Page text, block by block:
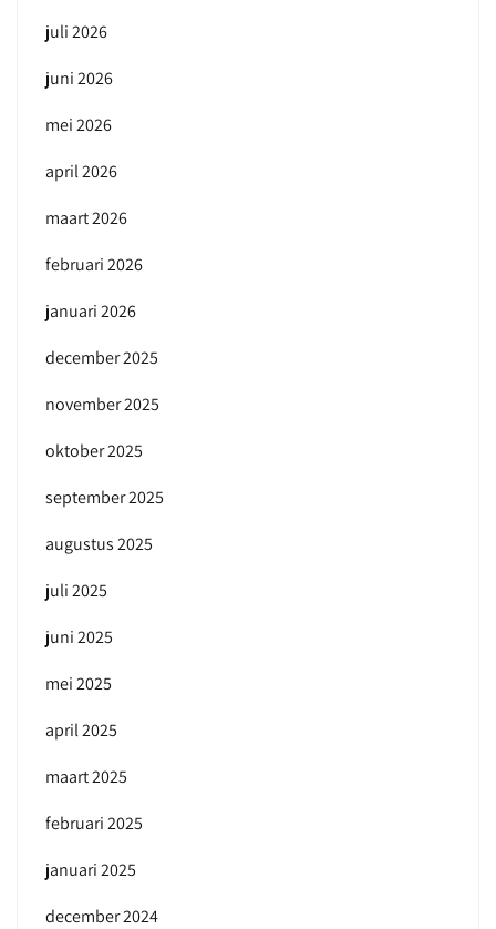
juli 2026
juni 2026
mei 2026
april 2026
maart 2026
februari 2026
januari 2026
december 2025
november 2025
oktober 2025
september 2025
augustus 2025
juli 2025
juni 2025
mei 2025
april 2025
maart 2025
februari 2025
januari 2025
december 2024